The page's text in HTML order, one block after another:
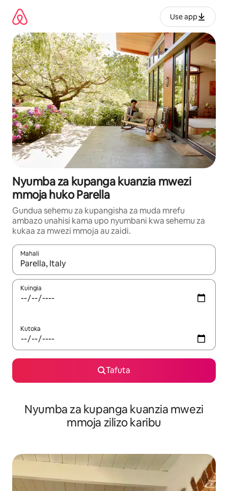
kwenda
kwenye
maudhui
Use app
Nyumba za kupanga kuanzia mwezi
mmoja huko Parella
Gundua sehemu za kupangisha za muda mrefu
ambazo unahisi kama upo nyumbani kwa sehemu za
kukaa za mwezi mmoja au zaidi.
Mahali
Wakati matokeo yanapatikana, vinjari kwa kutumia vitufe vya
Kuingia
Kutoka
Tafuta
Nyumba za kupanga kuanzia mwezi
mmoja zilizo karibu